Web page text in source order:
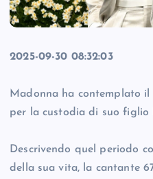
2025-09-30 08:32:03
Madonna ha contemplato
per la custodia di suo figlio
Descrivendo quel periodo
della sua vita, la cantante